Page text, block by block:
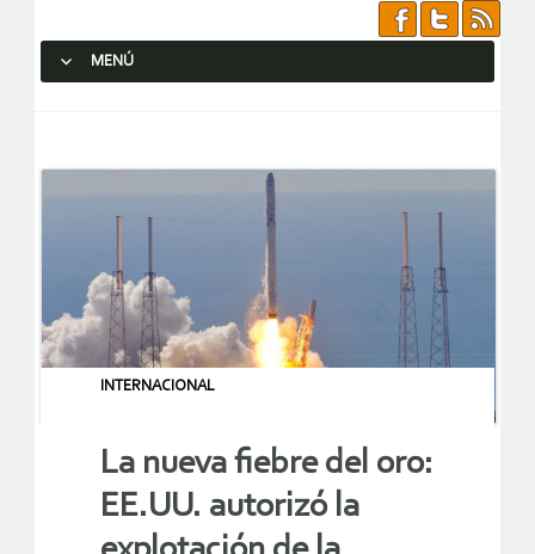
MENÚ
INTERNACIONAL
La nueva fiebre del oro:
EE.UU. autorizó la